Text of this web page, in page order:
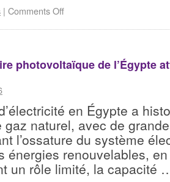
| Comments Off
photovoltaïque de l’Égypte
en Égypte a
gaz naturel, avec de
l’ossature du système
énergies renouvelables,
un rôle limité, la capacité